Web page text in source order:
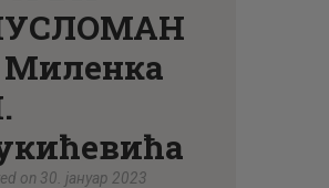
on 30. јануар 2023